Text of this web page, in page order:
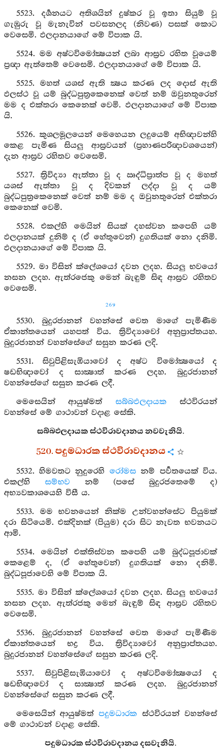
5523. දර්‍ශනයට අතිශයින් දුෂ්කර වූ ඉතා සියුම් වූ
ගැඹුරු වූ මැනැවින් පවසනලද (නිවණ) පසක් කොට
වෙසෙමි. ඵලදානයාගේ මේ විපාක යි.
5524. මම අෂ්ටවිමෝක්‍ෂයන් ලබා ආස්‍රව රහිත වූයෙම්
ප්‍රඥා ඇත්තෙම් වෙසෙමි. ඵලදානයාගේ මේ විපාක යි.
5525. මහත් යශස් ඇති ක්‍ෂය කරණ ලද දොස් ඇති
ඵලස්ථ වූ යම් බුද්ධපුත්‍රකෙනෙක් වෙත් නම් ඔවුනතුරෙන්
මම ද එක්තරා කෙනෙක් වෙමි. ඵලදානයාගේ මේ විපාක
යි.
5526. කුශලමූලයෙන් මෙහෙයන ලදුයෙම් අභිඥාවන්හි
කෙළ පැමිණ සියලු ආස්‍රවයන් (ප්‍රහාණපරිඥාවශයෙන්)
දැන ආස්‍රව රහිතව වෙසෙමි.
5527. ත්‍රිවිද්‍යා ඇත්තා වූ ද ඍද්ධිප්‍රාත්ප වූ ද මහත්
යශස් ඇත්තා වූ ද දිවකන් ලද්දා වූ ද යම්
බුද්ධපුත්‍රකෙනෙක් වෙත් නම් මම ද ඔවුනතුරෙන් එක්තරා
කෙනෙක් වෙමි.
5528. එකල්හි මෙයින් සියක් දහස්වන කපෙහි යම්
ඵලදානයක් දුනිම් ද (ඒ හේතුවෙන්) දුගතියක් නො දනිමි.
ඵලදානයාගේ මේ විපාක යි.
5529. මා විසින් ක්ලේශයෝ දවන ලදහ. සියලු භවයෝ
නසන ලදහ. ඇත්රජෙකු මෙන් බැඳුම් සිඳ ආස්‍රව රහිතව
වෙසෙමි.
269
5530. බුදුරජානන් වහන්සේ වෙත මාගේ පැමිණීම
ඒකාන්තයෙන් යහපත් විය. ත්‍රිවිද්‍යාවෝ අනුප්‍රාප්තයහ.
බුදුරජානන් වහන්සේගේ සසුන කරණ ලදි.
5531. සිවුපිළිසැඹියාවෝ ද අෂ්ට විමෝක්‍ෂයෝ ද
ෂඩභිඥාවෝ ද සාක්‍ෂාත් කරණ ලදහ. බුදුරජානන්
වහන්සේගේ සසුන කරණ ලදී.
මෙසෙයින් ආයුෂ්මත් සබ්බඵලදායක ස්ථවිරයන්
වහන්සේ මේ ගාථාවන් වදාළ සේකි.
සබ්බඵලදායක ස්ථවිරාවදානය නවවැනියි.
520. පදුමධාරක ස්ථවිරාවදානය
5532. හිමවතට නුදුරෙහි රෝමසනම් පර්‍වතයෙක් විය.
එකල්හි සම්භව නම් (පසේ බුදුරජතෙමේ ද)
අභ්‍යවකාශයෙහි විසී ය.
5533. මම භවනයෙන් නික්ම උන්වහන්සේට පියුමක්
දරා සිටියෙමි. එක්දිනක් (පියුම) දරා සිට නැවත භවනයට
ආමි.
5534. මෙයින් එක්තිස්වන කපෙහි යම් බුද්ධපූජාවක්
කෙළෙම් ද, (ඒ හේතුවෙන්) දුගතියක් නො දනිමි.
බුද්ධපූජාවෙහි මේ විපාක යි.
5535. මා විසින් ක්ලේශයෝ දවන ලදහ. සියලු භවයෝ
නසන ලදහ. ඇත්රජකු මෙන් බැඳුම් සිඳ ආස්‍රව රහිතව
වෙසෙමි.
5536. බුදුරජානන් වහන්සේ වෙත මාගේ පැමිණීම
ඒකාන්තයෙන් භද්‍ර විය. ත්‍රිවිද්‍යාවෝ අනුප්‍රාප්තයහ.
බුදුරජානන් වහන්සේගේ සසුන කරණ ලදි.
5537. සිවුපිළිසැඹියාවෝ ද අෂ්ටවිමෝක්‍ෂයෝ ද
ෂඩභිඥාවෝ ද සාක්‍ෂාත් කරණ ලදහ. බුදුරජානන්
වහන්සේගේ සසුන කරණ ලදී.
මෙසෙයින් ආයුෂ්මත්පදුමධාරක ස්ථවිරයන් වහන්සේ
මේ ගාථාවන් වදාළ සේකි.
පදුමධාරක ස්ථවිරාවදානය දසවැනියි.